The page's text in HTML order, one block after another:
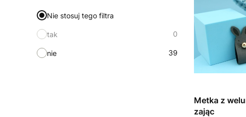
Nie stosuj tego filtra
tak 0
nie 39
Metka z
zając